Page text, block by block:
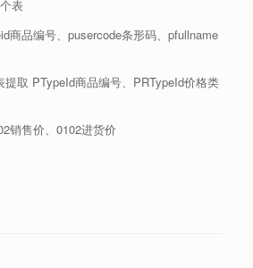
表
商品编号、pusercode条形码、pfullname
取 PTypeId商品编号、PRTypeId价格类
销售价、0102进货价